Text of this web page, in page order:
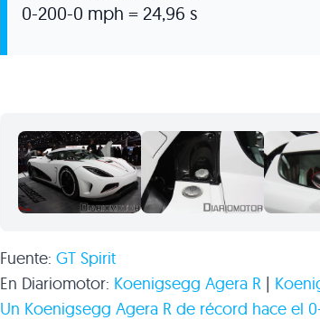
0-200-0 mph = 24,96 s
Fuente: GT Spirit
En Diariomotor: Koenigsegg Agera R |
Un Koenigsegg Agera R de récord hace el